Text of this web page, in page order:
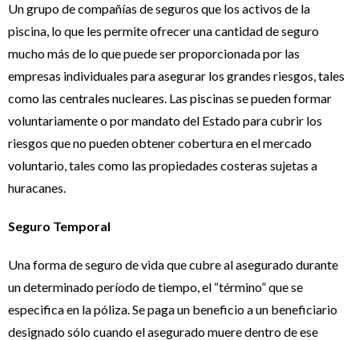
Un grupo de compañías de seguros que los activos de la
piscina, lo que les permite ofrecer una cantidad de seguro
mucho más de lo que puede ser proporcionada por las
empresas individuales para asegurar los grandes riesgos, tales
como las centrales nucleares. Las piscinas se pueden formar
voluntariamente o por mandato del Estado para cubrir los
riesgos que no pueden obtener cobertura en el mercado
voluntario, tales como las propiedades costeras sujetas a
huracanes.
Seguro Temporal
Una forma de seguro de vida que cubre al asegurado durante
un determinado período de tiempo, el “término” que se
especifica en la póliza. Se paga un beneficio a un beneficiario
designado sólo cuando el asegurado muere dentro de ese